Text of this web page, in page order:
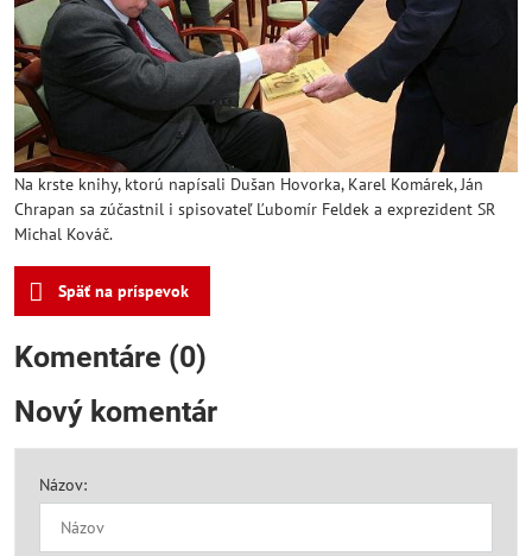
Na krste knihy, ktorú napísali Dušan Hovorka, Karel Komárek, Ján
Chrapan sa zúčastnil i spisovateľ Ľubomír Feldek a exprezident SR
Michal Kováč.
Späť na príspevok
Komentáre (0)
Nový komentár
Názov: